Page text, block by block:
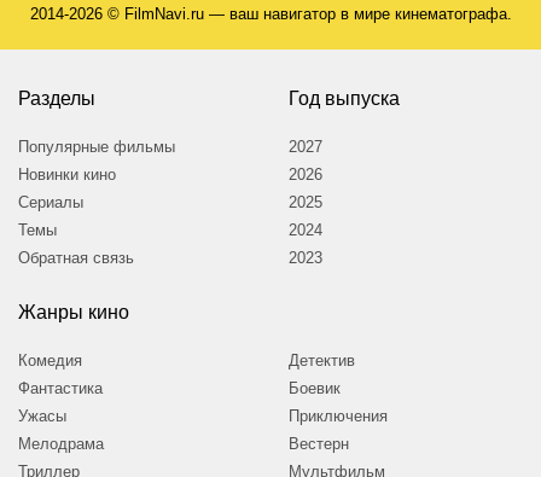
2014-2026 © FilmNavi.ru — ваш навигатор в мире кинематографа.
Разделы
Популярные фильмы
Новинки кино
Сериалы
Темы
Обратная связь
Год выпуска
2027
2026
2025
2024
2023
Жанры кино
Комедия
Фантастика
Ужасы
Мелодрама
Триллер
Детектив
Боевик
Приключения
Вестерн
Мультфильм